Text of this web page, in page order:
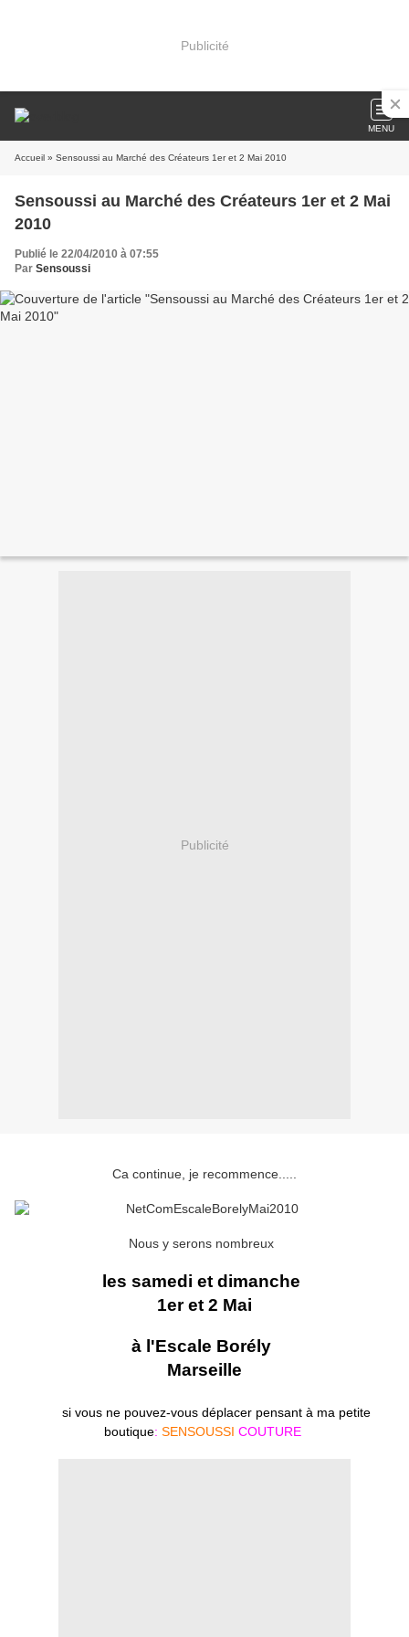
Publicité
MENU
Accueil » Sensoussi au Marché des Créateurs 1er et 2 Mai 2010
Sensoussi au Marché des Créateurs 1er et 2 Mai
2010
Publié le 22/04/2010 à 07:55
Par Sensoussi
Publicité
Ca continue, je recommence.....
Nous y serons nombreux
les samedi et dimanche
1er et 2 Mai
à l'Escale Borély
Marseille
si vous ne pouvez-vous déplacer pensant à ma petite
boutique: SENSOUSSI COUTURE